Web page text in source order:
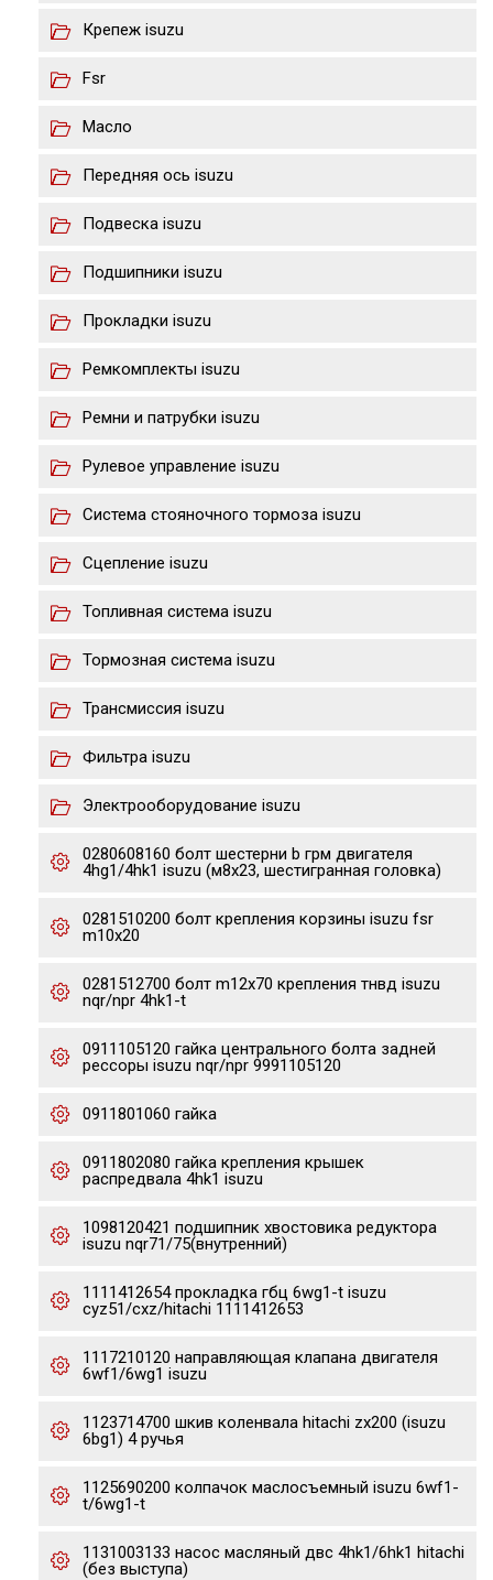
Крепеж isuzu
Fsr
Масло
Передняя ось isuzu
Подвеска isuzu
Подшипники isuzu
Прокладки isuzu
Ремкомплекты isuzu
Ремни и патрубки isuzu
Рулевое управление isuzu
Система стояночного тормоза isuzu
Сцепление isuzu
Топливная система isuzu
Тормозная система isuzu
Трансмиссия isuzu
Фильтра isuzu
Электрооборудование isuzu
0280608160 болт шестерни b грм двигателя
4hg1/4hk1 isuzu (м8х23, шестигранная головка)
0281510200 болт крепления корзины isuzu fsr
m10x20
0281512700 болт m12x70 крепления тнвд isuzu
nqr/npr 4hk1-t
0911105120 гайка центрального болта задней
рессоры isuzu nqr/npr 9991105120
0911801060 гайка
0911802080 гайка крепления крышек
распредвала 4hk1 isuzu
1098120421 подшипник хвостовика редуктора
isuzu nqr71/75(внутренний)
1111412654 прокладка гбц 6wg1-t isuzu
cyz51/cxz/hitachi 1111412653
1117210120 направляющая клапана двигателя
6wf1/6wg1 isuzu
1123714700 шкив коленвала hitachi zx200 (isuzu
6bg1) 4 ручья
1125690200 колпачок маслосъемный isuzu 6wf1-
t/6wg1-t
1131003133 насос масляный двс 4hk1/6hk1 hitachi
(без выступа)